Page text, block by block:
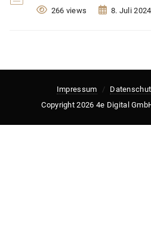
266 views 8. Juli 2024
Impressum
Copyright 2026 4e Digital